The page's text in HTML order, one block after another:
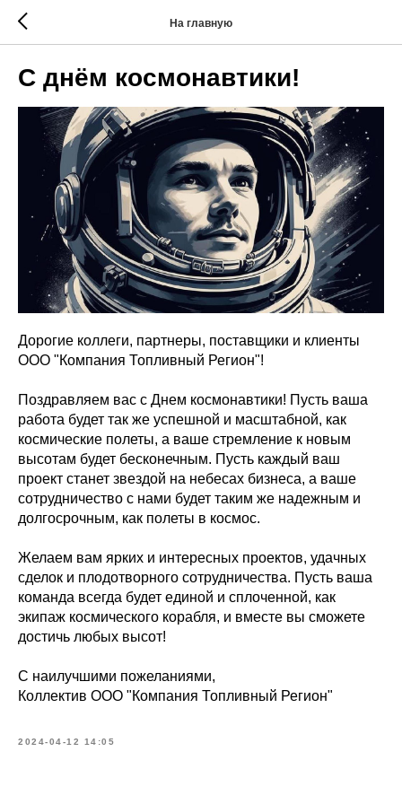
На главную
C днём космонавтики!
Дорогие коллеги, партнеры, поставщики и клиенты
ООО "Компания Топливный Регион"!
Поздравляем вас с Днем космонавтики! Пусть ваша
работа будет так же успешной и масштабной, как
космические полеты, а ваше стремление к новым
высотам будет бесконечным. Пусть каждый ваш
проект станет звездой на небесах бизнеса, а ваше
сотрудничество с нами будет таким же надежным и
долгосрочным, как полеты в космос.
Желаем вам ярких и интересных проектов, удачных
сделок и плодотворного сотрудничества. Пусть ваша
команда всегда будет единой и сплоченной, как
экипаж космического корабля, и вместе вы сможете
достичь любых высот!
С наилучшими пожеланиями,
Коллектив ООО "Компания Топливный Регион"
2024-04-12 14:05